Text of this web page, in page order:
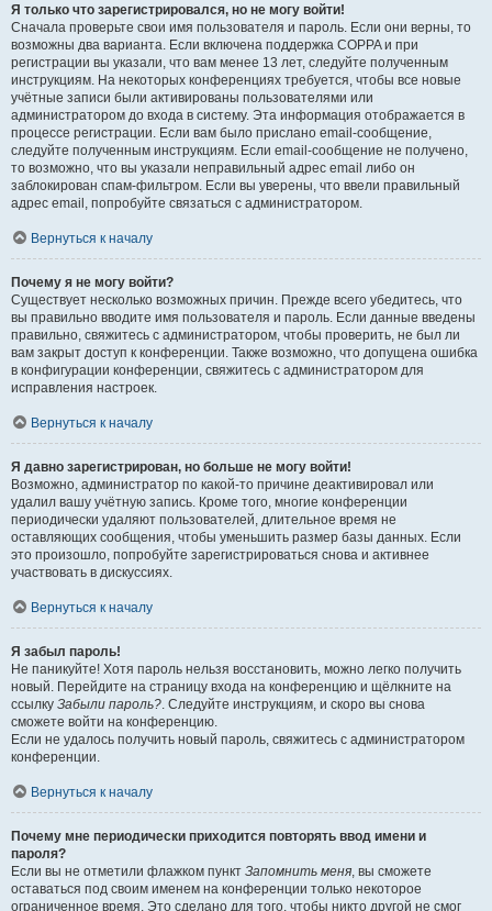
Я только что зарегистрировался, но не могу войти!
Сначала проверьте свои имя пользователя и пароль. Если они верны, то
возможны два варианта. Если включена поддержка COPPA и при
регистрации вы указали, что вам менее 13 лет, следуйте полученным
инструкциям. На некоторых конференциях требуется, чтобы все новые
учётные записи были активированы пользователями или
администратором до входа в систему. Эта информация отображается в
процессе регистрации. Если вам было прислано email-сообщение,
следуйте полученным инструкциям. Если email-сообщение не получено,
то возможно, что вы указали неправильный адрес email либо он
заблокирован спам-фильтром. Если вы уверены, что ввели правильный
адрес email, попробуйте связаться с администратором.
Вернуться к началу
Почему я не могу войти?
Существует несколько возможных причин. Прежде всего убедитесь, что
вы правильно вводите имя пользователя и пароль. Если данные введены
правильно, свяжитесь с администратором, чтобы проверить, не был ли
вам закрыт доступ к конференции. Также возможно, что допущена ошибка
в конфигурации конференции, свяжитесь с администратором для
исправления настроек.
Вернуться к началу
Я давно зарегистрирован, но больше не могу войти!
Возможно, администратор по какой-то причине деактивировал или
удалил вашу учётную запись. Кроме того, многие конференции
периодически удаляют пользователей, длительное время не
оставляющих сообщения, чтобы уменьшить размер базы данных. Если
это произошло, попробуйте зарегистрироваться снова и активнее
участвовать в дискуссиях.
Вернуться к началу
Я забыл пароль!
Не паникуйте! Хотя пароль нельзя восстановить, можно легко получить
новый. Перейдите на страницу входа на конференцию и щёлкните на
ссылку Забыли пароль?. Следуйте инструкциям, и скоро вы снова
сможете войти на конференцию.
Если не удалось получить новый пароль, свяжитесь с администратором
конференции.
Вернуться к началу
Почему мне периодически приходится повторять ввод имени и
пароля?
Если вы не отметили флажком пункт Запомнить меня, вы сможете
оставаться под своим именем на конференции только некоторое
ограниченное время. Это сделано для того, чтобы никто другой не смог